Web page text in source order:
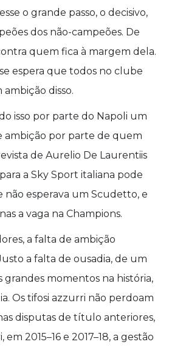
o grande passo, o decisivo,
dos não-campeões. De
quem fica à margem dela.
espera que todos no clube
disso.
isso por parte do Napoli um
ambição por parte de quem
de Aurelio De Laurentiis
a Sky Sport italiana pode
esperava um Scudetto, e
a vaga na Champions.
a falta de ambição
a falta de ousadia, de um
momentos na história,
Os tifosi azzurri não perdoam
disputas de título anteriores,
2015–16 e 2017–18, a gestão